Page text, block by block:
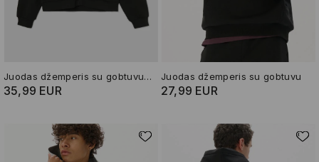
Juodas džemperis su gobtuvu ir piešiniu
35,99 EUR
Juodas džemperis su gobtuvu
27,99 EUR